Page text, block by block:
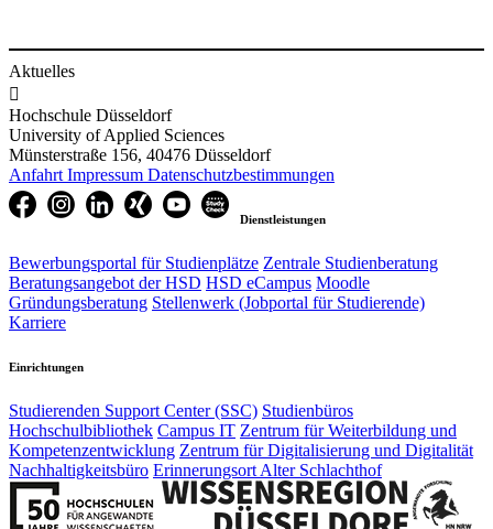
Aktuelles

Hochschule Düsseldorf
University of Applied Sciences
Münsterstraße 156, 40476 Düsseldorf
Anfahrt Impressum Datenschutzbestimmungen
Dienstleistungen
Bewerbungsportal für Studienplätze Zentrale Studienberatung
Beratungsangebot der HSD HSD eCampus Moodle
Gründungsberatung Stellenwerk (Jobportal für Studierende)
Karriere
Einrichtungen
Studierenden Support Center (SSC) Studienbüros
Hochschulbibliothek Campus IT Zentrum für Weiterbildung und
Kompetenzentwicklung Zentrum für Digitalisierung und Digitalität
Nachhaltigkeitsbüro Erinnerungsort Alter Schlachthof